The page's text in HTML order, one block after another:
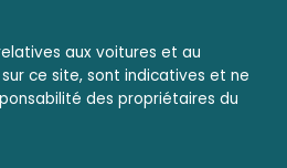
aux voitures et au
ce site, sont indicatives et ne
des propriétaires du